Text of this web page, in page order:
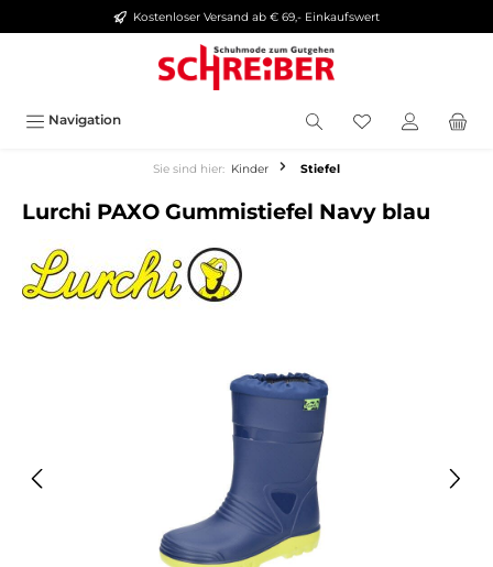
springen Kostenloser Versand ab € 69,- Einkaufswert
Navigation
Sie sind hier: Kinder Stiefel
Lurchi PAXO Gummistiefel Navy blau